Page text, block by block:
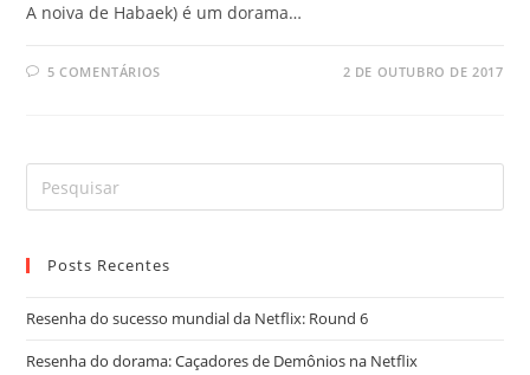
A noiva de Habaek) é um dorama…
5 COMENTÁRIOS 2 DE OUTUBRO DE 2017
Posts Recentes
Resenha do sucesso mundial da Netflix: Round 6
Resenha do dorama: Caçadores de Demônios na Netflix